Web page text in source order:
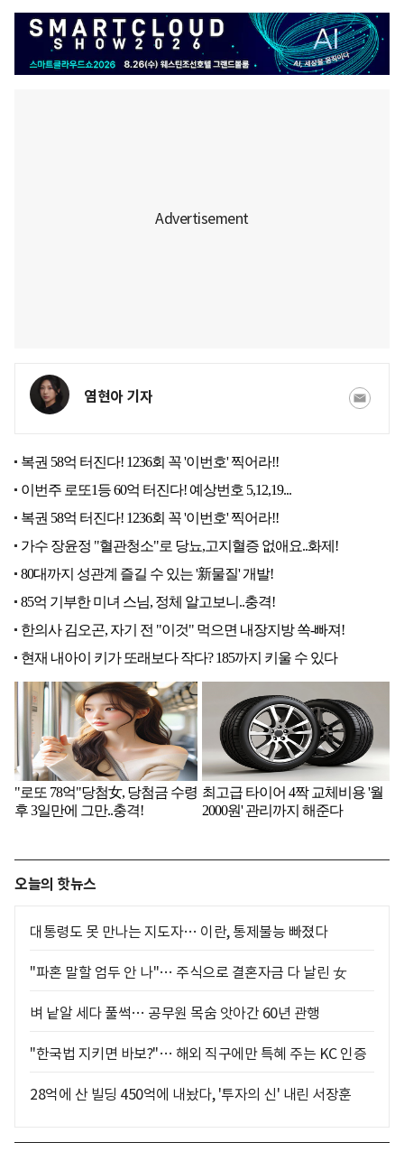
염현아 기자
오늘의 핫뉴스
대통령도 못 만나는 지도자… 이란, 통제불능 빠졌다
"파혼 말할 엄두 안 나"… 주식으로 결혼자금 다 날린 女
벼 낱알 세다 풀썩… 공무원 목숨 앗아간 60년 관행
"한국법 지키면 바보?"… 해외 직구에만 특혜 주는 KC 인증
28억에 산 빌딩 450억에 내놨다, '투자의 신' 내린 서장훈